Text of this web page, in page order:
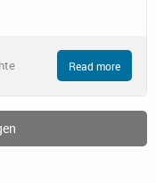
Read more